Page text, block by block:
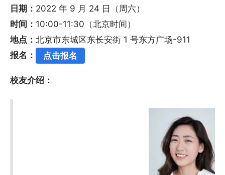
日期： 2022 年 9 月 24 日（周六）
时间： 10:00-11:30（北京时间）
地点： 北京市东城区东长安街 1 号东方广场-911
报名：
点击报名
校友介绍：